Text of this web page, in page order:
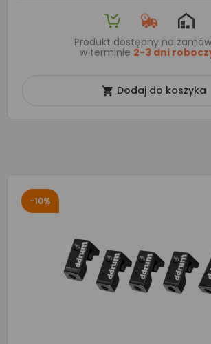
Produkt dostępny na
w terminie 2-3 dni
 Dodaj do koszyka
-10%